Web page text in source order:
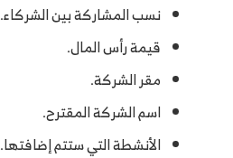
نسب المشاركة بين الشركاء.
قيمة رأس المال.
مقر الشركة.
اسم الشركة المقترح.
الأنشطة التي ستتم إضافتها.